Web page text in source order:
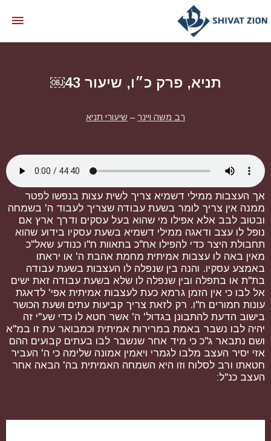
תניא, פרק כ״ו, שיעור 43￼
רב משה ויינר – שיעורי תניא
אך העצבות ממילי דשמיא צריך לשית עצות בנפשו לפטר
ממנה אין צריך לומר בשעת עבודה שצריך לעבוד ה' בשמחה
ובטוב לבב אלא אפילו מי שהוא בעל עסקים ודרך ארץ אם
נופל לו עצב ודאגה ממילי דשמיא בשעת עסקיו בידוע שהוא
תחבולת היצר כדי להפילו אח"כ בתאוות ח"ו כנודע שאל"כ
מאין באה לו עצבות אמיתית מחמת אהבת ה' או יראתו
באמצע עסקיו. והנה בין שנפלה לו העצבות בשעת עבודה
בת"ת או בתפלה ובין שנפלה לו שלא בשעת עבודה זאת ישים
אל לבו כי אין הזמן גרמא כעת לעצבות אמיתית אפי' לדאגת
עונות חמורים ח"ו. רק לזאת צריך קביעות עתים ושעת הכושר
בישוב הדעת להתבונן בגדול' ה' אשר חטא לו כדי שע"י זה
יהיה לבו נשבר באמת במרירות אמיתית וכמבואר עת זו במ"א
ושם נתבאר ג"כ כי מיד אחר שנשבר לבו בעתים קבועים ההם
אזי יסיר העצב מלבו לגמרי ויאמין אמונה שלימה כי ה' העביר
חטאתו ורב לסלוח וזו היא השמחה האמיתית בה' הבאה אחר
העצב כנ"ל: